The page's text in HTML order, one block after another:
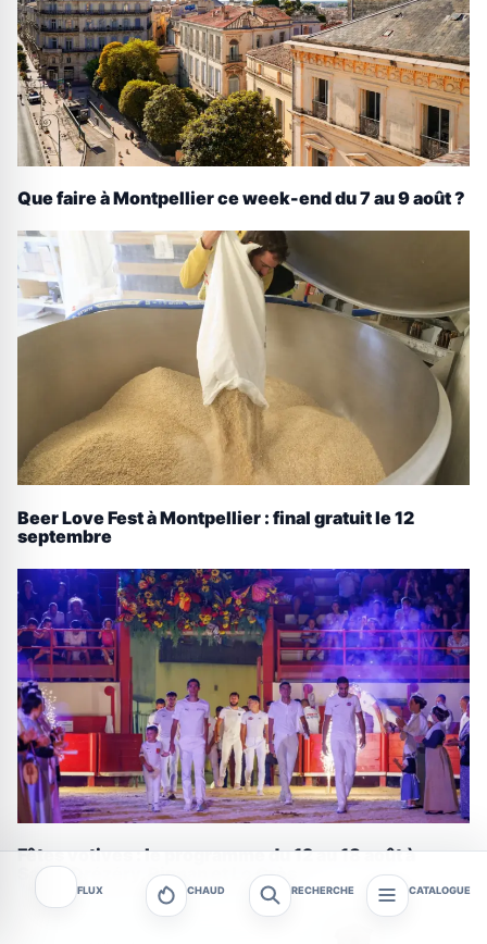
Que faire à Montpellier ce week-end du 7 au 9 août ?
Beer Love Fest à Montpellier : final gratuit le 12
septembre
Fêtes votives : le programme du 12 au 18 août à
Saint-Drézéry, Pignan et Le Crès
FLUX CHAUD RECHERCHE CATALOGUE